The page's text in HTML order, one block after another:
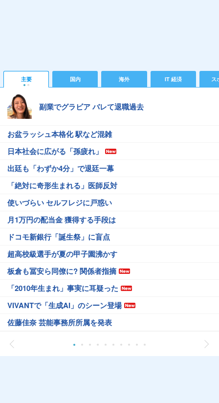
主要 国内 海外 IT 経済 ス
副業でグラビア バレて退職過去
お盆ラッシュ本格化 駅など混雑
日本社会に広がる「孫疲れ」
出廷も「わずか4分」で退廷一幕
「絶対に奇形生まれる」医師反対
使いづらい セルフレジに戸惑い
月1万円の配当金 獲得する手段は
ドコモ新銀行「誕生祭」に盲点
超高校級選手が夏の甲子園沸かす
板倉も冨安ら同僚に? 関係者指摘
「2010年生まれ」事実に耳疑った
VIVANTで「生成AI」のシーン登場
佐藤佳奈 芸能事務所所属を発表